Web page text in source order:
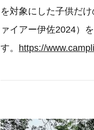
を対象にした子供だ
ァイアー伊佐2024）
す。 https://